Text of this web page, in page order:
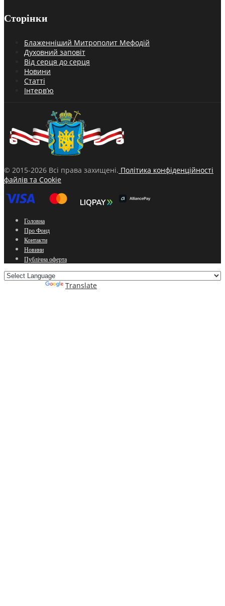
Сторінки
Блаженніший Митрополит Мефодій
Духовний заповіт
Від серця до серця
Новини
Статті
Інтерв’ю
© 2015-2026 Всі права захищені. Політика конфіденційності
файлів та Cookie
Головна
Про Фонд
Контакти
Новини
Публічна оферта
Translate